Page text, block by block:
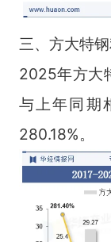
三、方大特
2025年方大
与上年同期
280.18%。